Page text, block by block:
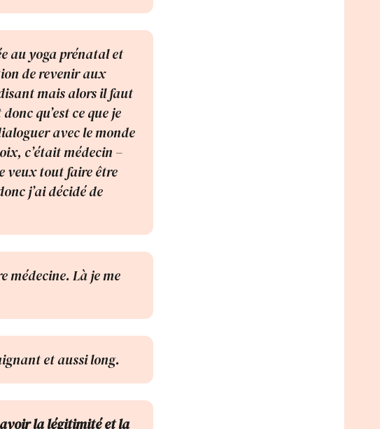
au yoga prénatal et
de revenir aux
mais alors il faut
qu’est ce que je
avec le monde
c’était médecin –
veux tout faire être
j’ai décidé de
médecine. Là je me
et aussi long.
la légitimité et la